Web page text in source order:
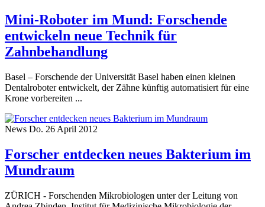
Mini-Roboter im Mund: Forschende
entwickeln neue Technik für
Zahnbehandlung
Basel – Forschende der Universität Basel haben einen kleinen
Dentalroboter entwickelt, der Zähne künftig automatisiert für eine
Krone vorbereiten ...
News Do. 26 April 2012
Forscher entdecken neues Bakterium im
Mundraum
ZÜRICH - Forschenden Mikrobiologen unter der Leitung von